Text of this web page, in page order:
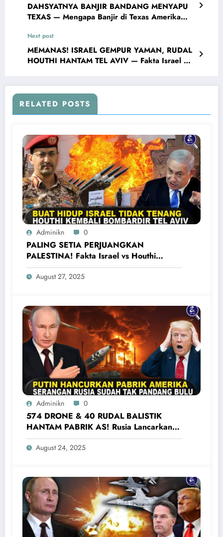
DAHSYATNYA BANJIR BANDANG MENYAPU
TEXAS — Mengapa Banjir di Texas Amerika
Next post
MEMANAS! ISRAEL GEMPUR YAMAN, RUDAL
HOUTHI HANTAM TEL AVIV — Fakta Israel VS
RELATED POSTS
Adminikn 0
PALING SETIA PERJUANGKAN
PALESTINA! Fakta Israel vs Houthi
Yaman Kembali Saling Balas Serangan
August 27, 2025
Adminikn 0
574 DRONE & 40 RUDAL BALISTIK
HANTAM PABRIK AS! Rusia Lancarkan
Serangan Terbesar Ke Ukraina Barat
August 24, 2025